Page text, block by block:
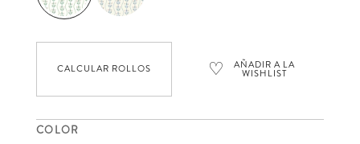
CALCULAR ROLLOS ♡ AÑADIR A LA
WISHLIST
COLOR